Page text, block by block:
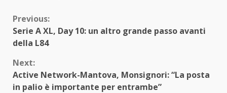
Continue
Reading
Previous:
Serie A XL, Day 10: un altro grande passo avanti
della L84
Next:
Active Network-Mantova, Monsignori: “La posta
in palio è importante per entrambe”